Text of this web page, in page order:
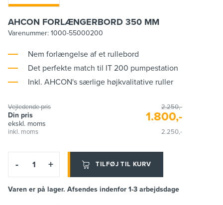
AHCON FORLÆNGERBORD 350 MM
Varenummer: 1000-55000200
Nem forlængelse af et rullebord
Det perfekte match til IT 200 pumpestation
Inkl. AHCON's særlige højkvalitative ruller
Vejledende pris 2.250,-
Din pris
ekskl. moms
1.800,-
inkl. moms 2.250,-
- + TILFØJ TIL KURV
Varen er på lager. Afsendes indenfor 1-3 arbejdsdage